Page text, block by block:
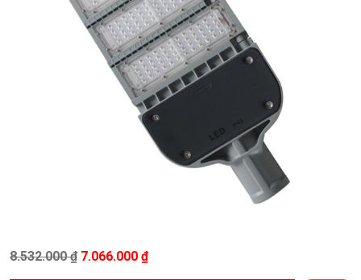
8.532.000₫ Giá gốc là: 8.532.000 ₫.
7.066.000 ₫Giá hiện tại là: 7.066.000 ₫.